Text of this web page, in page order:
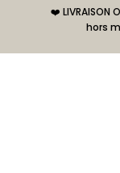
❤️ LIVRAISON
hors